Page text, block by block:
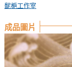
馜梔工作室
成品圖片